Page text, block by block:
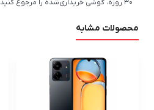
۳۰ روزه، گوشی خریداری‌شده را مرجوع کنید.
محصولات مشابه